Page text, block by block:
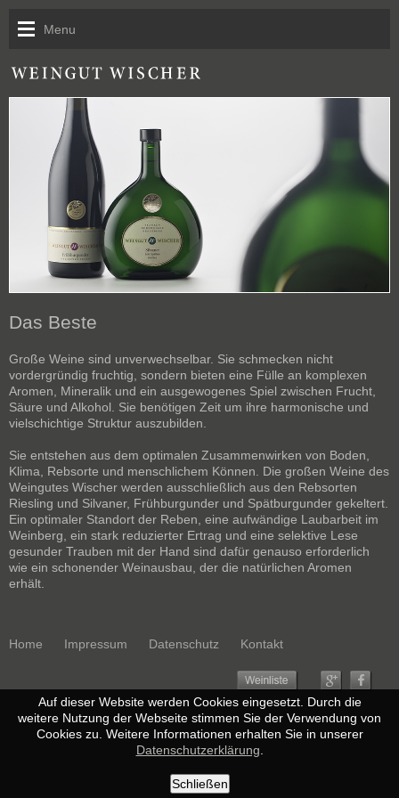
Menu
Kontakt
Das Beste
Große Weine sind unverwechselbar. Sie schmecken nicht
vordergründig fruchtig, sondern bieten eine Fülle an komplexen
Aromen, Mineralik und ein ausgewogenes Spiel zwischen Frucht,
Säure und Alkohol. Sie benötigen Zeit um ihre harmonische und
vielschichtige Struktur auszubilden.
Sie entstehen aus dem optimalen Zusammenwirken von Boden,
Klima, Rebsorte und menschlichem Können. Die großen Weine des
Weingutes Wischer werden ausschließlich aus den Rebsorten
Riesling und Silvaner, Frühburgunder und Spätburgunder gekeltert.
Ein optimaler Standort der Reben, eine aufwändige Laubarbeit im
Weinberg, ein stark reduzierter Ertrag und eine selektive Lese
gesunder Trauben mit der Hand sind dafür genauso erforderlich
wie ein schonender Weinausbau, der die natürlichen Aromen
erhält.
Home Impressum Datenschutz Kontakt
Auf dieser Website werden Cookies eingesetzt. Durch die
weitere Nutzung der Webseite stimmen Sie der Verwendung von
Cookies zu. Weitere Informationen erhalten Sie in unserer
Datenschutzerklärung
Schließen